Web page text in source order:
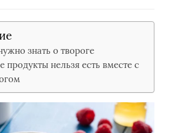
знать о твороге
продукты нельзя есть вместе с